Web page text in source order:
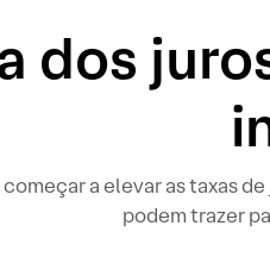
dos
a elevar as taxas
podem trazer